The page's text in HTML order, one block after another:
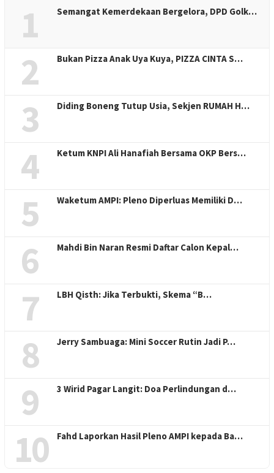
1 Semangat Kemerdekaan Bergelora, DPD Golk…
2 Bukan Pizza Anak Uya Kuya, PIZZA CINTA S…
3 Diding Boneng Tutup Usia, Sekjen RUMAH H…
4 Ketum KNPI Ali Hanafiah Bersama OKP Bers…
5 Waketum AMPI: Pleno Diperluas Memiliki D…
6 Mahdi Bin Naran Resmi Daftar Calon Kepal…
7 LBH Qisth: Jika Terbukti, Skema “B…
8 Jerry Sambuaga: Mini Soccer Rutin Jadi P…
9 3 Wirid Pagar Langit: Doa Perlindungan d…
10 Fahd Laporkan Hasil Pleno AMPI kepada Ba…